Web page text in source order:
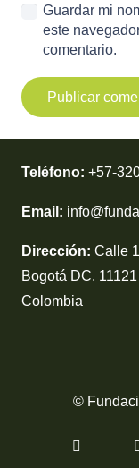
Guardar mi
este
comentario.
Publicar
Teléfono: +57-
Email:
Dirección: Calle
Bogotá DC. 11121
Colombia
©